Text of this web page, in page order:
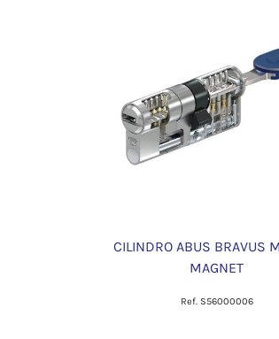
CILINDRO ABUS BRAVUS
MAGNET
Ref. S56000006